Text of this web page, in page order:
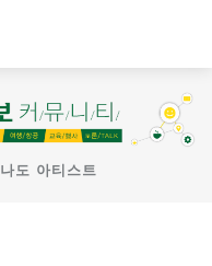
나도 아티스트